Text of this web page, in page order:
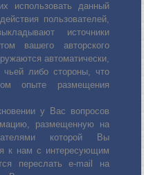
использовать данный
пользователей,
источники
вашего авторского
автоматически,
либо стороны, что
опыте размещения
у Вас вопросов
размещенную на
которой Вы
к нам с интересующим
переслать е-mail на